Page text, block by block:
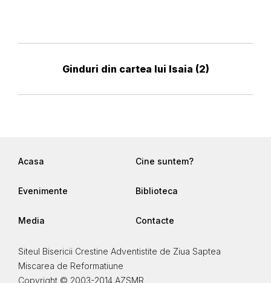
Ginduri din cartea lui Isaia (2)
Acasa Cine suntem?
Evenimente Biblioteca
Media Contacte
Siteul Bisericii Crestine Adventistite de Ziua Saptea
Miscarea de Reformatiune
Copyright © 2003-2014 AZSMR